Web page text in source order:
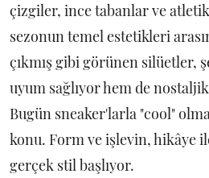
çizgiler, ince tabanlar ve
sezonun temel estetikleri
çıkmış gibi görünen silüetler,
uyum sağlıyor hem de
Bugün sneaker'larla "cool"
konu. Form ve işlevin, hikâye
gerçek stil başlıyor.